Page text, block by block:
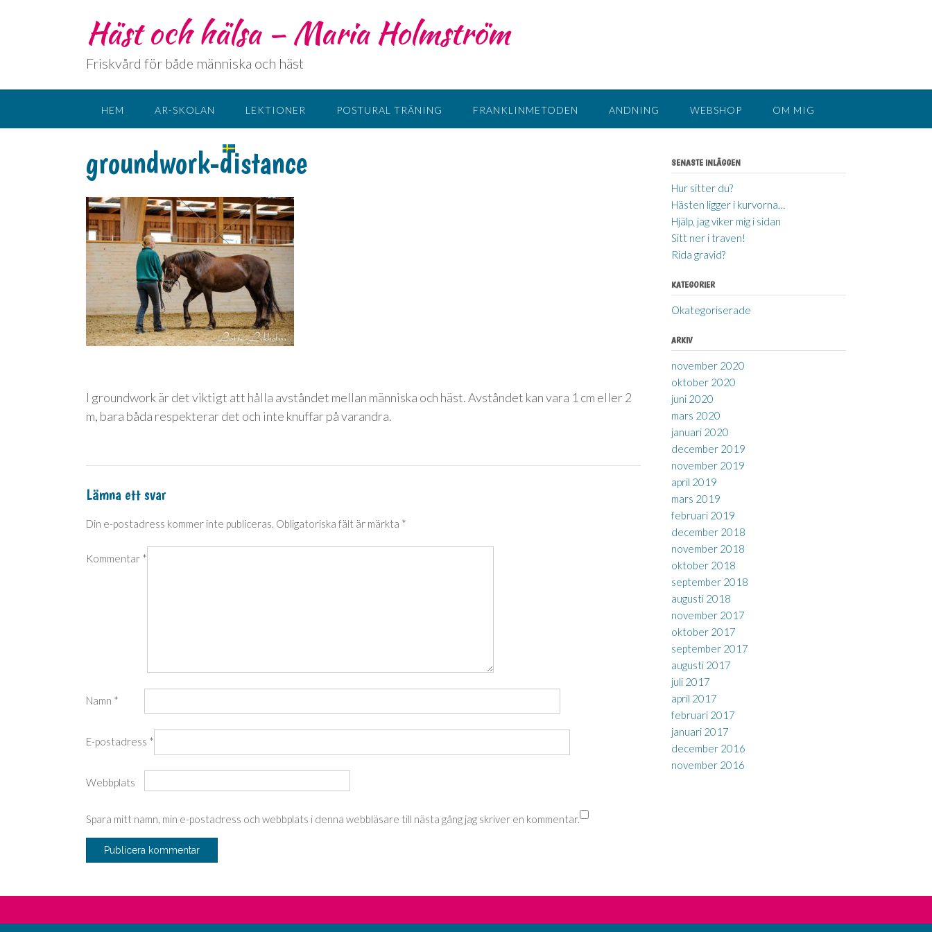
Häst och hälsa – Maria Holmström
Friskvård för både människa och häst
HEM AR-SKOLAN LEKTIONER POSTURAL TRÄNING FRANKLINMETODEN ANDNING WEBSHOP OM MIG
SPRÅK:
groundwork-distance
I groundwork är det viktigt att hålla avståndet mellan människa och häst. Avståndet kan vara 1 cm eller 2
m, bara båda respekterar det och inte knuffar på varandra.
Lämna ett svar
Din e-postadress kommer inte publiceras. Obligatoriska fält är märkta *
Kommentar *
Namn *
E-postadress *
Webbplats
Spara mitt namn, min e-postadress och webbplats i denna webbläsare till nästa gång jag skriver en kommentar.
SENASTE INLÄGGEN
Hur sitter du?
Hästen ligger i kurvorna…
Hjälp, jag viker mig i sidan
Sitt ner i traven!
Rida gravid?
KATEGORIER
Okategoriserade
ARKIV
november 2020
oktober 2020
juni 2020
mars 2020
januari 2020
december 2019
november 2019
april 2019
mars 2019
februari 2019
december 2018
november 2018
oktober 2018
september 2018
augusti 2018
november 2017
oktober 2017
september 2017
augusti 2017
juli 2017
april 2017
februari 2017
januari 2017
december 2016
november 2016